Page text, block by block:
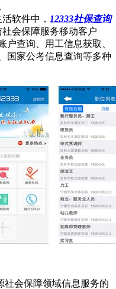
软件中， 12333社保查询
会保障服务移动客户
户查询、用工信息获取、
国家公考信息查询等多种
社会保障领域信息服务的